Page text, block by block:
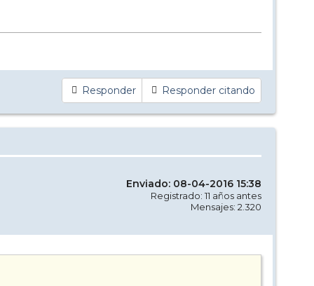
Responder Responder citando
Enviado: 08-04-2016 15:38
Registrado: 11 años antes
Mensajes: 2.320